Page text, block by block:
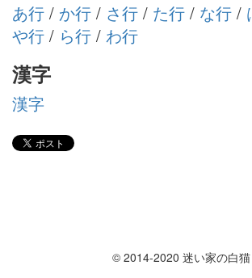
あ行 / か行 / さ行 / た行 / な行 /
や行 / ら行 / わ行
漢字
漢字
© 2014-2020 迷い家の白猫